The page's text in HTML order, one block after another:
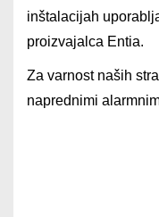
inštalacijah
proizvajalca Entia.
Za varnost naših
naprednimi